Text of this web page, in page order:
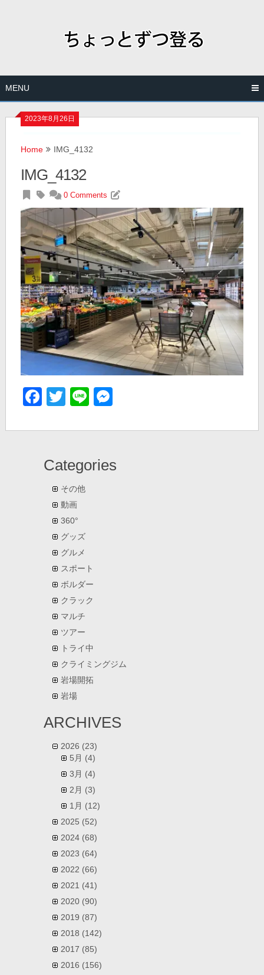
MENU
2023年8月26日
Home IMG_4132
IMG_4132
0 Comments
Facebook
Twitter
LineMessenger
Categories
その他
動画
360°
グッズ
グルメ
スポート
ボルダー
クラック
マルチ
ツアー
トライ中
クライミングジム
岩場開拓
岩場
ARCHIVES
2026 (23)
5月 (4)
3月 (4)
2月 (3)
1月 (12)
2025 (52)
2024 (68)
2023 (64)
2022 (66)
2021 (41)
2020 (90)
2019 (87)
2018 (142)
2017 (85)
2016 (156)